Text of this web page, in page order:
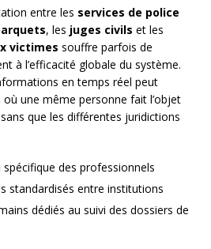
entre les services de police
, les juges civils et les
victimes souffre parfois de
à l’efficacité globale du système.
en temps réel peut
une même personne fait l’objet
que les différentes juridictions
des professionnels
standardisés entre institutions
dédiés au suivi des dossiers de